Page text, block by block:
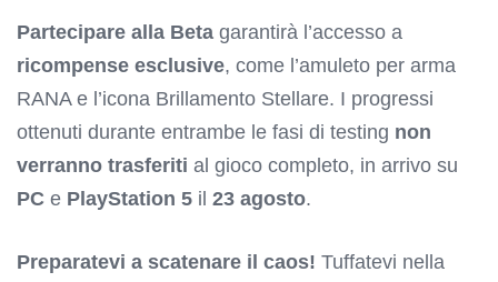
Partecipare alla Beta garantirà l’accesso a
ricompense esclusive, come l’amuleto per arma
RANA e l’icona Brillamento Stellare. I progressi
ottenuti durante entrambe le fasi di testing non
verranno trasferiti al gioco completo, in arrivo su
PC e PlayStation 5 il 23 agosto.
Preparatevi a scatenare il caos! Tuffatevi nella